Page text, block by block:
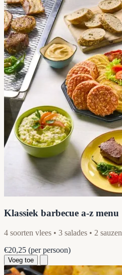
Klassiek barbecue a-z menu
4 soorten vlees • 3 salades • 2 sauzen
€20,25 (per persoon)
Voeg toe